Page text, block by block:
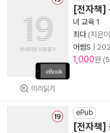
미리읽기
[전자책]
녀 교육 1
최다(지은
어썸S
1,000원
ePub
[전자책]